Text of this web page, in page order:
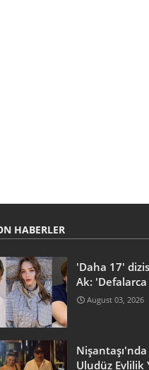
HABERLER
'Daha 17'
Ak:
August 03, 2026
Uludüz Evlilik